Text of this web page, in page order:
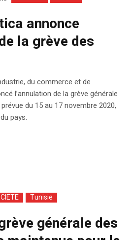
annonce
la grève des
du commerce et de
l’annulation de la grève générale
du 15 au 17 novembre 2020,
pays.
Tunisie
générale des